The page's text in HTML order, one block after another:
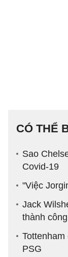
CÓ THỂ
Sao
Covid-19
"Việc
Jack
thành
PSG